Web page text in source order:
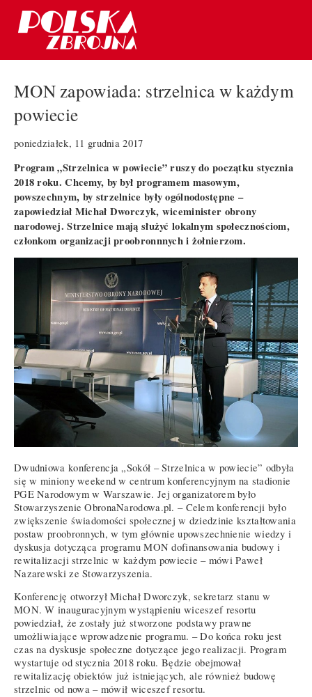
MON zapowiada: strzelnica w każdym
powiecie
poniedziałek, 11 grudnia 2017
Program „Strzelnica w powiecie” ruszy do początku stycznia
2018 roku. Chcemy, by był programem masowym,
powszechnym, by strzelnice były ogólnodostępne –
zapowiedział Michał Dworczyk, wiceminister obrony
narodowej. Strzelnice mają służyć lokalnym społecznościom,
członkom organizacji proobronnnych i żołnierzom.
Dwudniowa konferencja „Sokół – Strzelnica w powiecie” odbyła
się w miniony weekend w centrum konferencyjnym na stadionie
PGE Narodowym w Warszawie. Jej organizatorem było
Stowarzyszenie ObronaNarodowa.pl. – Celem konferencji było
zwiększenie świadomości społecznej w dziedzinie kształtowania
postaw proobronnych, w tym głównie upowszechnienie wiedzy i
dyskusja dotycząca programu MON dofinansowania budowy i
rewitalizacji strzelnic w każdym powiecie – mówi Paweł
Nazarewski ze Stowarzyszenia.
Konferencję otworzył Michał Dworczyk, sekretarz stanu w
MON. W inauguracyjnym wystąpieniu wiceszef resortu
powiedział, że zostały już stworzone podstawy prawne
umożliwiające wprowadzenie programu. – Do końca roku jest
czas na dyskusje społeczne dotyczące jego realizacji. Program
wystartuje od stycznia 2018 roku. Będzie obejmował
rewitalizację obiektów już istniejących, ale również budowę
strzelnic od nowa – mówił wiceszef resortu.